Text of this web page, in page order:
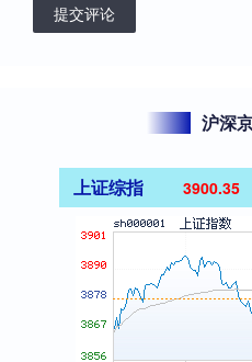
提交评论
沪深
上证综指 3900.35